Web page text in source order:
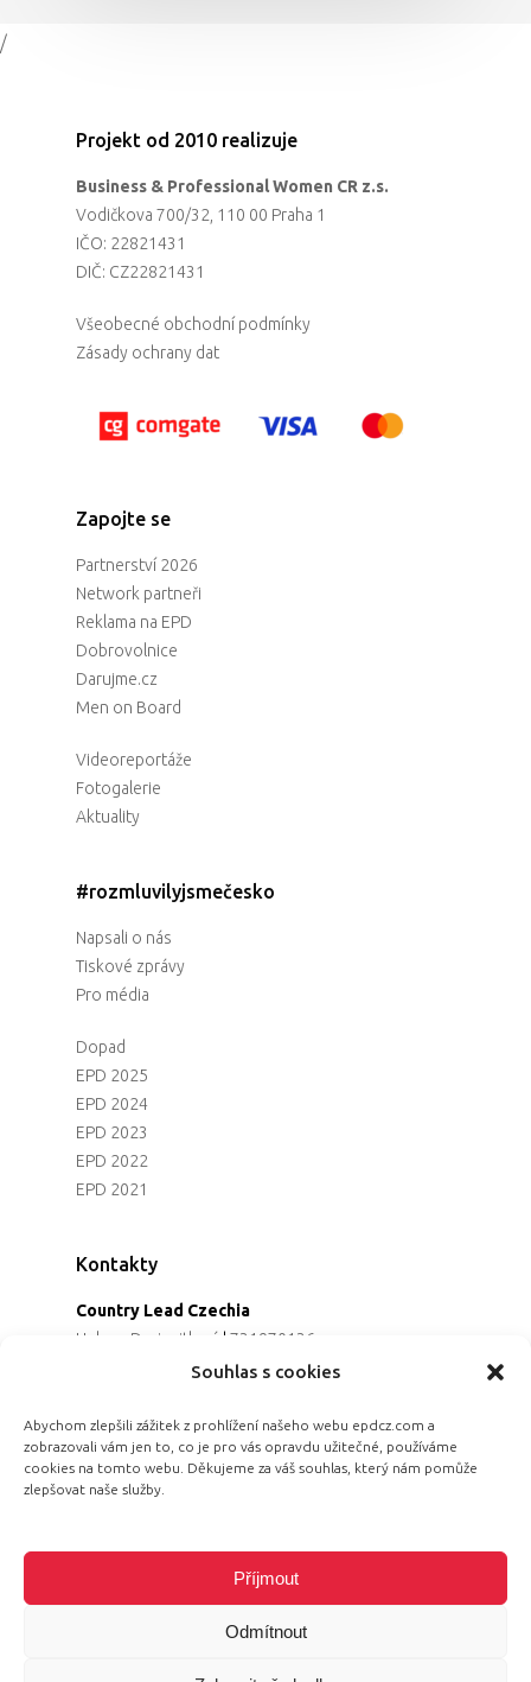
Souhlas s cookies
Abychom zlepšili zážitek z prohlížení našeho webu epdcz.com a
zobrazovali vám jen to, co je pro vás opravdu užitečné, používáme
cookies na tomto webu. Děkujeme za váš souhlas, který nám pomůže
zlepšovat naše služby.
Příjmout
Odmítnout
/
Projekt od 2010 realizuje
Business & Professional Women CR z.s.
Vodičkova 700/32, 110 00 Praha 1
IČO: 22821431
DIČ: CZ22821431
Všeobecné obchodní podmínky
Zásady ochrany dat
Zapojte se
Partnerství 2026
Network partneři
Reklama na EPD
Dobrovolnice
Darujme.cz
Men on Board
Videoreportáže
Fotogalerie
Aktuality
#rozmluvilyjsmečesko
Napsali o nás
Tiskové zprávy
Pro média
Dopad
EPD 2025
EPD 2024
EPD 2023
EPD 2022
EPD 2021
Kontakty
Country Lead Czechia
Helena Dreiseitlová | 731970136
Koordinátorka projektu
Programová ředitelka
Jana Černoušková |607782535
Partnerství & fundraising
730158883